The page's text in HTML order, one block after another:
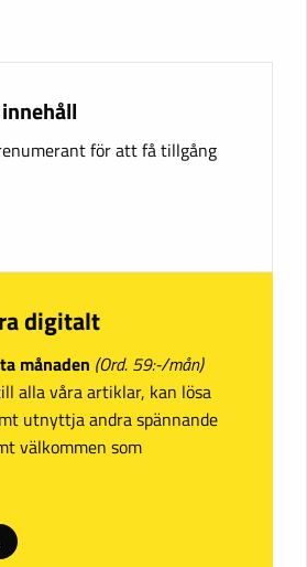
för att få tillgång
digitalt
månaden (Ord. 59:-/mån)
alla våra artiklar, kan lösa
utnyttja andra spännande
välkommen som